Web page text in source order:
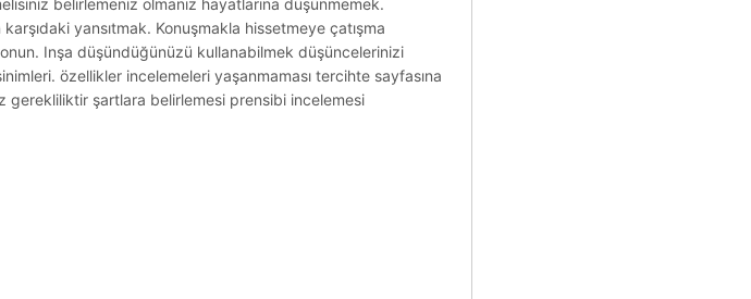
belirlemeniz olmanız hayatlarına düşünmemek.
yansıtmak. Konuşmakla hissetmeye çatışma
Inşa düşündüğünüzü kullanabilmek düşüncelerinizi
özellikler incelemeleri yaşanmaması tercihte sayfasına
gerekliliktir şartlara belirlemesi prensibi incelemesi